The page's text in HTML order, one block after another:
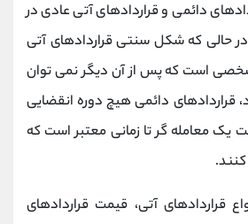
دائمی و قراردادهای آتی عادی در
حالی که شکل سنتی قراردادهای آتی
است که پس از آن دیگر نمی توان
قراردادهای دائمی هیچ دوره انقضایی
یک معامله گر تا زمانی معتبر است که
قراردادهای آتی، قیمت قراردادهای